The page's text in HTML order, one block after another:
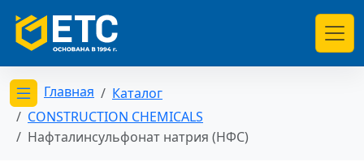
Открыть меню категорий
Главная
Каталог
CONSTRUCTION CHEMICALS
Нафталинсульфонат натрия (НФС)